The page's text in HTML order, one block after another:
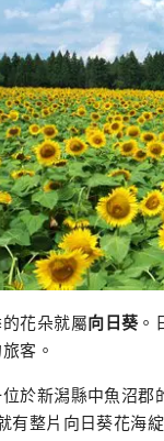
花朵就屬向日葵。
客。
於新潟縣中魚沼郡
有整片向日葵花海